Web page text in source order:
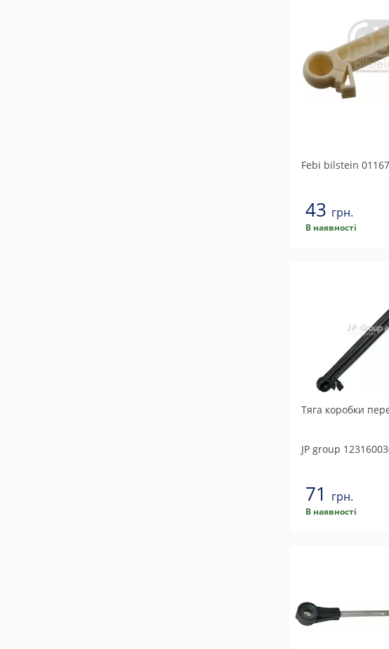
Febi bilstein 01167
43 грн.
В наявності
Тяга коробки
JP group
71 грн.
В наявності